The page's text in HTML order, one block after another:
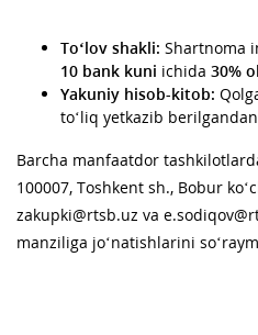
To‘lov shakli: Shartnoma
10 bank kuni ichida 30%
Yakuniy hisob-kitob:
to‘liq yetkazib
Barcha manfaatdor
100007, Toshkent sh., Bobur
zakupki@rtsb.uz va
manziliga jo‘natishlarini